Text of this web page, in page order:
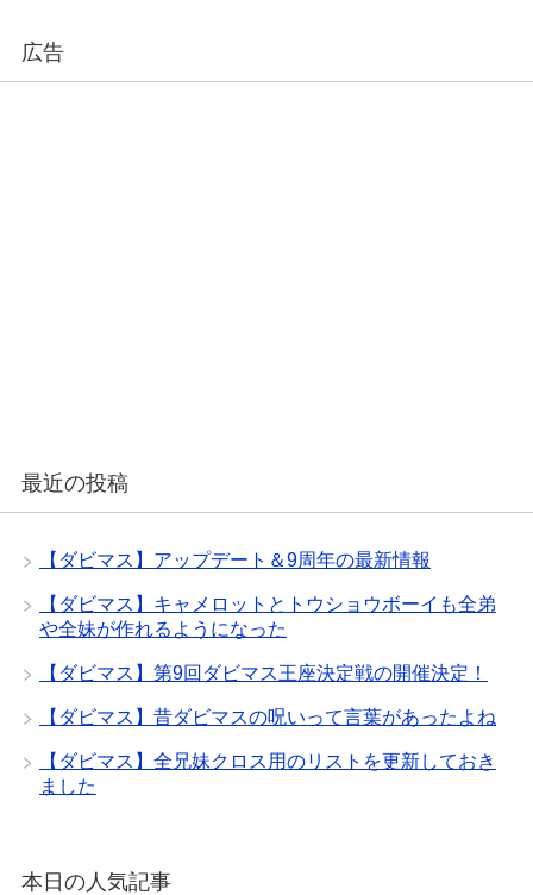
広告
最近の投稿
【ダビマス】アップデート＆9周年の最新情報
【ダビマス】キャメロットとトウショウボーイも全弟
や全妹が作れるようになった
【ダビマス】第9回ダビマス王座決定戦の開催決定！
【ダビマス】昔ダビマスの呪いって言葉があったよね
【ダビマス】全兄妹クロス用のリストを更新しておき
ました
本日の人気記事